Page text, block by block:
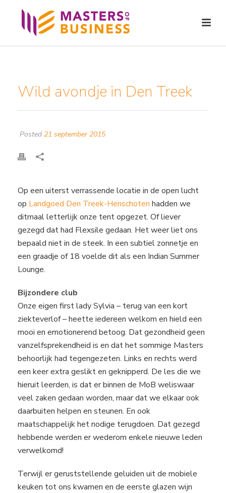
Wild avondje in Den Treek
Posted 21 september 2015
Op een uiterst verrassende locatie in de open lucht
op Landgoed Den Treek-Henschoten hadden we
ditmaal letterlijk onze tent opgezet. Of liever
gezegd dat had Flexsile gedaan. Het weer liet ons
bepaald niet in de steek. In een subtiel zonnetje en
een graadje of 18 voelde dit als een Indian Summer
Lounge.
Bijzondere club
Onze eigen first lady Sylvia – terug van een kort
ziekteverlof – heette iedereen welkom en hield een
mooi en emotionerend betoog. Dat gezondheid geen
vanzelfsprekendheid is en dat het sommige Masters
behoorlijk had tegengezeten. Links en rechts werd
een keer extra geslikt en geknipperd. De les die we
hieruit leerden, is dat er binnen de MoB weliswaar
veel zaken gedaan worden, maar dat we elkaar ook
daarbuiten helpen en steunen. En ook
maatschappelijk het nodige terugdoen. Dat gezegd
hebbende werden er wederom enkele nieuwe leden
verwelkomd!
Terwijl er geruststellende geluiden uit de mobiele
keuken tot ons kwamen en de eerste glazen wijn